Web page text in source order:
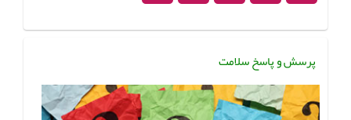
پرسش و پاسخ سلامت